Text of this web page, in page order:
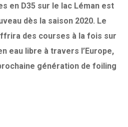
en D35 sur le lac Léman est
dès la saison 2020. Le
des courses à la fois sur
eau libre à travers l’Europe,
génération de foiling